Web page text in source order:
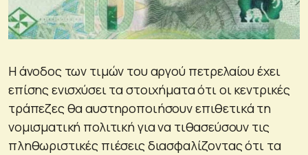
Η άνοδος των τιμών του αργού πετρελαίου έχει
επίσης ενισχύσει τα στοιχήματα ότι οι κεντρικές
τράπεζες θα αυστηροποιήσουν επιθετικά τη
νομισματική πολιτική για να τιθασεύσουν τις
πληθωριστικές πιέσεις διασφαλίζοντας ότι τα